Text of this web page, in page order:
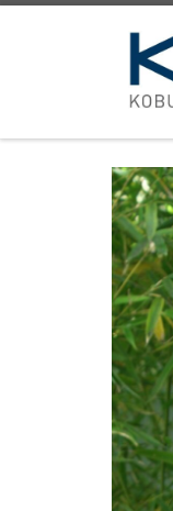
Zum Inhalt springen